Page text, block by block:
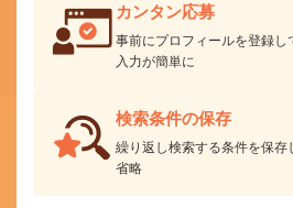
カンタン応募
事前にプロフィールを登録
入力が簡単に
検索条件の保存
繰り返し検索する条件を保存
省略